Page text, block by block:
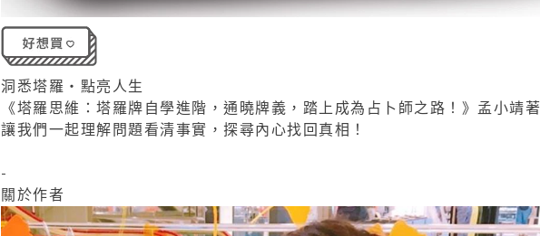
洞悉塔羅‧點亮人生
《塔羅思維：塔羅牌自學進階，通曉牌義，踏上成為占卜師之路！》孟小靖著
讓我們一起理解問題看清事實，探尋內心找回真相！
-
關於作者